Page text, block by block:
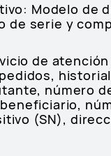
Modelo de
de serie y
de
número
(SN),